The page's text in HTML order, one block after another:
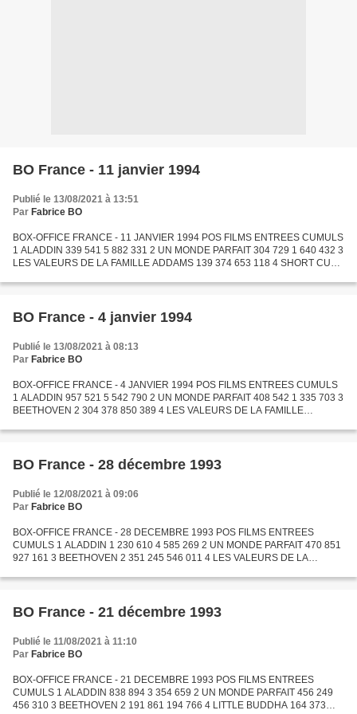
BO France - 11 janvier 1994
Publié le 13/08/2021 à 13:51
Par Fabrice BO
BOX-OFFICE FRANCE - 11 JANVIER 1994 POS FILMS ENTREES CUMULS
1 ALADDIN 339 541 5 882 331 2 UN MONDE PARFAIT 304 729 1 640 432 3
LES VALEURS DE LA FAMILLE ADDAMS 139 374 653 118 4 SHORT CUTS
BO France - 4 janvier 1994
Publié le 13/08/2021 à 08:13
Par Fabrice BO
BOX-OFFICE FRANCE - 4 JANVIER 1994 POS FILMS ENTREES CUMULS
1 ALADDIN 957 521 5 542 790 2 UN MONDE PARFAIT 408 542 1 335 703 3
BEETHOVEN 2 304 378 850 389 4 LES VALEURS DE LA FAMILLE
ROBIN...
BO France - 28 décembre 1993
Publié le 12/08/2021 à 09:06
Par Fabrice BO
BOX-OFFICE FRANCE - 28 DECEMBRE 1993 POS FILMS ENTREES
CUMULS 1 ALADDIN 1 230 610 4 585 269 2 UN MONDE PARFAIT 470 851
927 161 3 BEETHOVEN 2 351 245 546 011 4 LES VALEURS DE LA
SACRE ROBIN...
BO France - 21 décembre 1993
Publié le 11/08/2021 à 11:10
Par Fabrice BO
BOX-OFFICE FRANCE - 21 DECEMBRE 1993 POS FILMS ENTREES
CUMULS 1 ALADDIN 838 894 3 354 659 2 UN MONDE PARFAIT 456 249
456 310 3 BEETHOVEN 2 191 861 194 766 4 LITTLE BUDDHA 164 373